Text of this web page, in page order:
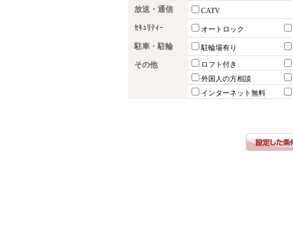
放送・通信 CATV
ｾｷｭﾘﾃｨｰ オートロック
駐車・駐輪 駐輪場有り
その他 ロフト付き
外国人の方相談
インターネット無料